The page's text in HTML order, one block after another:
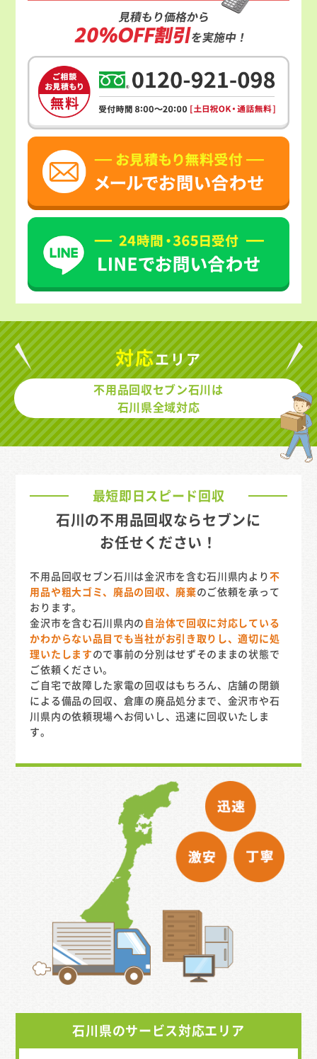
見積もり価格から
20%OFF割引を実施中！
対応エリア
不用品回収セブン石川は
石川県全域対応
最短即日スピード回収
石川の不用品回収ならセブンに
お任せください！
不用品回収セブン石川は金沢市を含む石川県内より不
用品や粗大ゴミ、廃品の回収、廃棄のご依頼を承って
おります。
金沢市を含む石川県内の 自治体で回収に対応している
かわからない品目でも当社がお引き取りし、適切に処
理いたしますので事前の分別はせずそのままの状態で
ご依頼ください。
ご自宅で故障した家電の回収はもちろん、店舗の閉鎖
による備品の回収、倉庫の廃品処分まで、金沢市や石
川県内の依頼現場へお伺いし、迅速に回収いたしま
す。
石川県のサービス対応エリア